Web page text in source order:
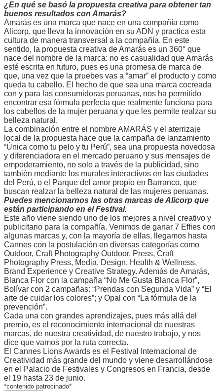
¿En qué se basó la propuesta creativa para obtener tan
buenos resultados con Amarás?
Amarás es una marca que nace en una compañía como
Alicorp, que lleva la innovación en su ADN y practica esta
cultura de manera transversal a la compañía. En este
sentido, la propuesta creativa de Amarás es un 360° que
nace del nombre de la marca: no es casualidad que Amarás
esté escrita en futuro, pues es una promesa de marca de
que, una vez que la pruebes vas a “amar” el producto y como
queda tu cabello. El hecho de que sea una marca cocreada
con y para las consumidoras peruanas, nos ha permitido
encontrar esa fórmula perfecta que realmente funciona para
los cabellos de la mujer peruana y que les permite realzar su
belleza natural.
La combinación entre el nombre AMARÁS y el aterrizaje
local de la propuesta hace que la campaña de lanzamiento
“Única como tu pelo y tu Perú”, sea una propuesta novedosa
y diferenciadora en el mercado peruano y sus mensajes de
empoderamiento, no solo a través de la publicidad, sino
también mediante los murales interactivos en las ciudades
del Perú, o el Parque del amor propio en Barranco, que
buscan realzar la belleza natural de las mujeres peruanas.
Puedes mencionarnos las otras marcas de Alicorp que
están participando en el Festival.
Este año viene siendo uno de los mejores a nivel creativo y
publicitario para la compañía. Venimos de ganar 7 Effies con
algunas marcas y, con la mayoría de ellas, llegamos hasta
Cannes con la postulación en diversas categorías como
Outdoor, Craft Photography Outdoor, Press, Craft
Photography Press, Media, Design, Health & Wellness,
Brand Experience y Creative Strategy. Además de Amarás,
Blanca Flor con la campaña “No Me Gusta Blanca Flor”,
Bolívar con 2 campañas: “Prendas con Segunda Vida” y “El
arte de cuidar los colores”; y Opal con “La fórmula de la
prevención”.
Cada una con grandes aprendizajes, pues más allá del
premio, es el reconocimiento internacional de nuestras
marcas, de nuestra creatividad, de nuestro trabajo, y nos
dice que vamos por la ruta correcta.
El Cannes Lions Awards es el Festival Internacional de
Creatividad más grande del mundo y viene desarrollándose
en el Palacio de Festivales y Congresos en Francia, desde
el 19 hasta 23 de junio.
*contenido patrocinado*